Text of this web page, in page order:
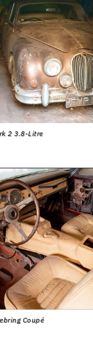
2 3.8-Litre
Coupé